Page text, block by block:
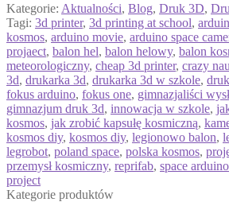
Kategorie: Aktualności, Blog, Druk 3D,
Tagi: 3d printer, 3d printing at school,
kosmos, arduino movie, arduino space
projaect, balon hel, balon helowy, balon
meteorologiczny, cheap 3d printer, crazy
3d, drukarka 3d, drukarka 3d w szkole,
fokus arduino, fokus one, gimnazjaliści
gimnazjum druk 3d, innowacja w szkole,
kosmos, jak zrobić kapsułę kosmiczną,
kosmos diy, kosmos diy, legionowo balon,
legrobot, poland space, polska kosmos,
przemysł kosmiczny, reprifab, space arduino
project
Kategorie produktów